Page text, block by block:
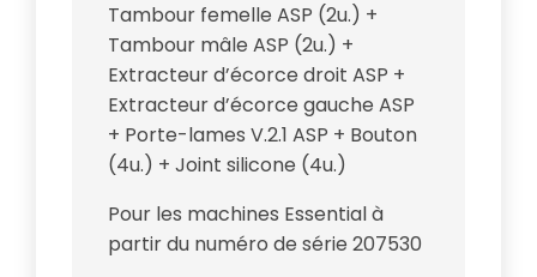
Tambour femelle ASP (2u.) +
Tambour mâle ASP (2u.) +
Extracteur d’écorce droit ASP +
Extracteur d’écorce gauche ASP
+ Porte-lames V.2.1 ASP + Bouton
(4u.) + Joint silicone (4u.)
Pour les machines Essential à
partir du numéro de série 207530